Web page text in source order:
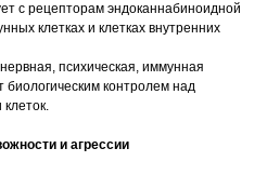
с рецепторам эндоканнабиноидной
клетках и клетках внутренних
психическая, иммунная
биологическим контролем над
и агрессии